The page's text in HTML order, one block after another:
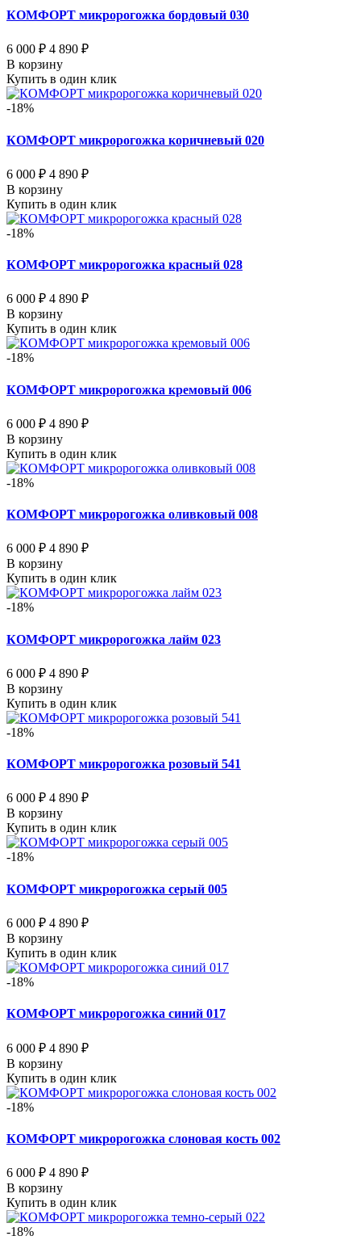
КОМФОРТ микророгожка бордовый 030
6 000 ₽ 4 890 ₽
В корзину
Купить в один клик
-18%
КОМФОРТ микророгожка коричневый 020
6 000 ₽ 4 890 ₽
В корзину
Купить в один клик
-18%
КОМФОРТ микророгожка красный 028
6 000 ₽ 4 890 ₽
В корзину
Купить в один клик
-18%
КОМФОРТ микророгожка кремовый 006
6 000 ₽ 4 890 ₽
В корзину
Купить в один клик
-18%
КОМФОРТ микророгожка оливковый 008
6 000 ₽ 4 890 ₽
В корзину
Купить в один клик
-18%
КОМФОРТ микророгожка лайм 023
6 000 ₽ 4 890 ₽
В корзину
Купить в один клик
-18%
КОМФОРТ микророгожка розовый 541
6 000 ₽ 4 890 ₽
В корзину
Купить в один клик
-18%
КОМФОРТ микророгожка серый 005
6 000 ₽ 4 890 ₽
В корзину
Купить в один клик
-18%
КОМФОРТ микророгожка синий 017
6 000 ₽ 4 890 ₽
В корзину
Купить в один клик
-18%
КОМФОРТ микророгожка слоновая кость 002
6 000 ₽ 4 890 ₽
В корзину
Купить в один клик
-18%